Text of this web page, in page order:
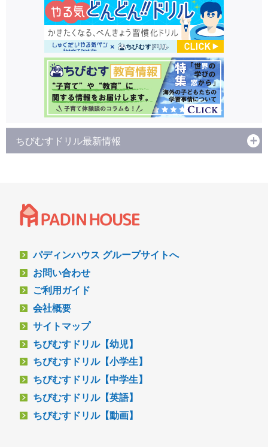
ちびむすドリル最新情報
パディンハウス グループサイトへ
お問い合わせ
ご利用ガイド
会社概要
サイトマップ
ちびむすドリル【幼児】
ちびむすドリル【小学生】
ちびむすドリル【中学生】
ちびむすドリル【英語】
ちびむすドリル【動画】